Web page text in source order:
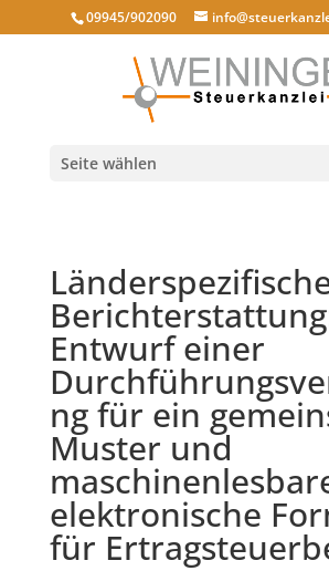
09945/902090
Seite wählen
Entwurf einer
ng für ein
Muster und
elektronische
für